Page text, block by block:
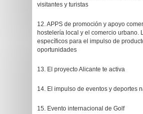
visitantes y turistas
12. APPS de promoción y apoyo
hostelería local y el comercio urbano.
específicos para el impulso de
oportunidades
13. El proyecto Alicante te activa
14. El impulso de eventos y deportes
15. Evento internacional de Golf